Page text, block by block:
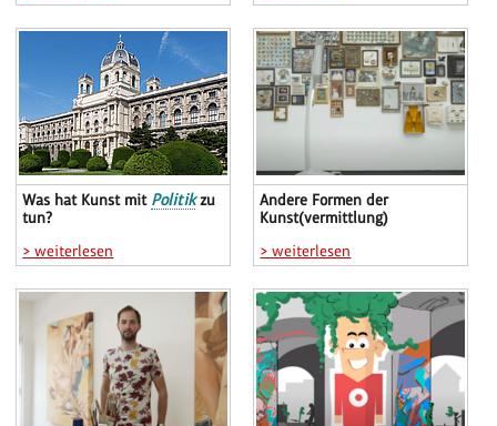
Was hat Kunst mit Politikzu
tun?
> weiterlesen
Andere Formen der
Kunst(vermittlung)
> weiterlesen